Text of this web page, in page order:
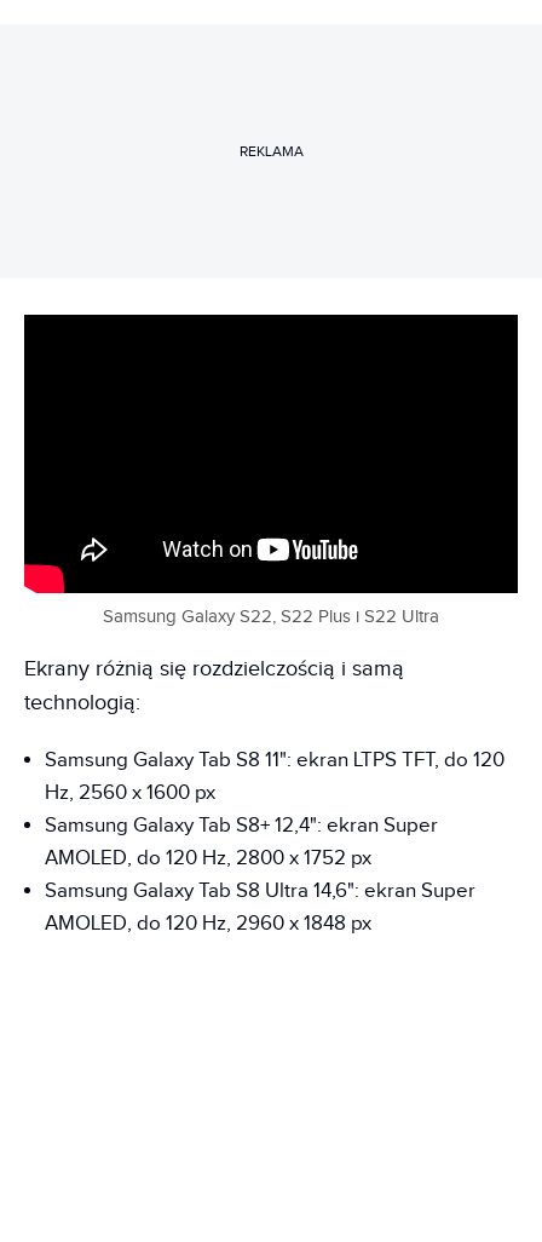
REKLAMA
Samsung Galaxy S22, S22 Plus i S22 Ultra
Ekrany różnią się rozdzielczością i samą
technologią:
Samsung Galaxy Tab S8 11": ekran LTPS TFT, do 120
Hz, 2560 x 1600 px
Samsung Galaxy Tab S8+ 12,4": ekran Super
AMOLED, do 120 Hz, 2800 x 1752 px
Samsung Galaxy Tab S8 Ultra 14,6": ekran Super
AMOLED, do 120 Hz, 2960 x 1848 px